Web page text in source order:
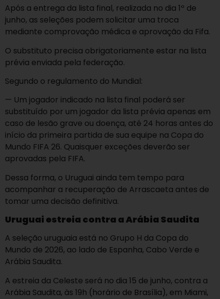
Após a entrega da lista final, realizada no dia 1º de
junho, as seleções podem solicitar uma troca
mediante comprovação médica e aprovação da Fifa.
O substituto precisa obrigatoriamente estar na lista
prévia enviada pela federação.
Segundo o regulamento do Mundial:
— Um jogador indicado na lista final poderá ser
substituído por um jogador da lista prévia apenas em
caso de lesão grave ou doença, até 24 horas antes do
início da primeira partida de sua equipe na Copa do
Mundo FIFA 26. Quaisquer exceções deverão ser
aprovadas pela FIFA.
Dessa forma, o Uruguai ainda tem tempo para
acompanhar a recuperação de Arrascaeta antes de
tomar uma decisão definitiva.
Uruguai estreia contra a Arábia Saudita
A seleção uruguaia está no Grupo H da Copa do
Mundo de 2026, ao lado de Espanha, Cabo Verde e
Arábia Saudita.
A estreia da Celeste será no dia 15 de junho, contra a
Arábia Saudita, às 19h (horário de Brasília), em Miami,